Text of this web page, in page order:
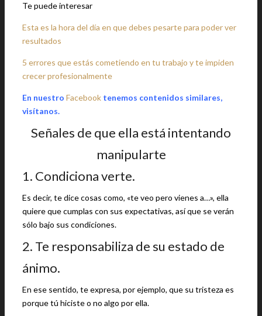
Te puede interesar
Esta es la hora del día en que debes pesarte para poder ver
resultados
5 errores que estás cometiendo en tu trabajo y te impiden
crecer profesionalmente
En nuestro Facebook tenemos contenidos similares,
visítanos.
Señales de que ella está intentando
manipularte
1. Condiciona verte.
Es decir, te dice cosas como, «te veo pero vienes a…», ella
quiere que cumplas con sus expectativas, así que se verán
sólo bajo sus condiciones.
2. Te responsabiliza de su estado de
ánimo.
En ese sentido, te expresa, por ejemplo, que su tristeza es
porque tú hiciste o no algo por ella.